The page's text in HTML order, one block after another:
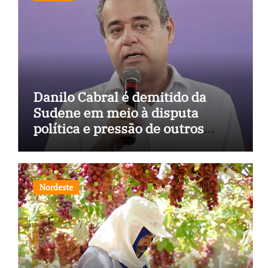
Danilo Cabral é demitido da
Sudene em meio à disputa
política e pressão de outros
estados
Nordeste